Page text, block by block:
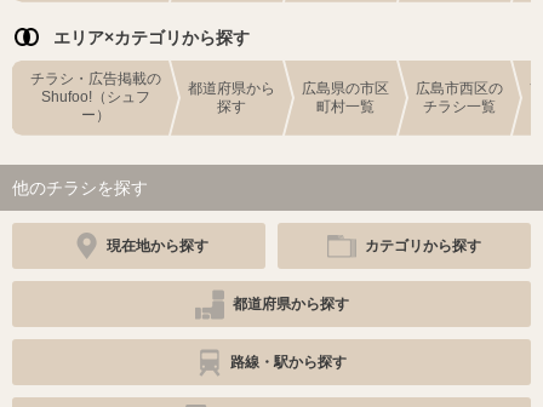
エリア×カテゴリから探す
チラシ・広告掲載の
Shufoo!（シュフ
ー）
都道府県から
探す
広島県の市区
町村一覧
広島市西区の
チラシ一覧
他のチラシを探す
現在地から探す カテゴリから探す
都道府県から探す
路線・駅から探す